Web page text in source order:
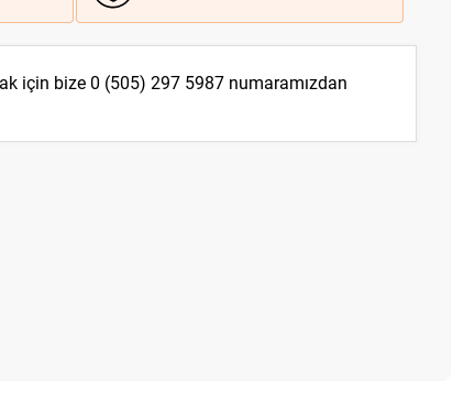
için bize0 (505) 297 5987 numaramızdan